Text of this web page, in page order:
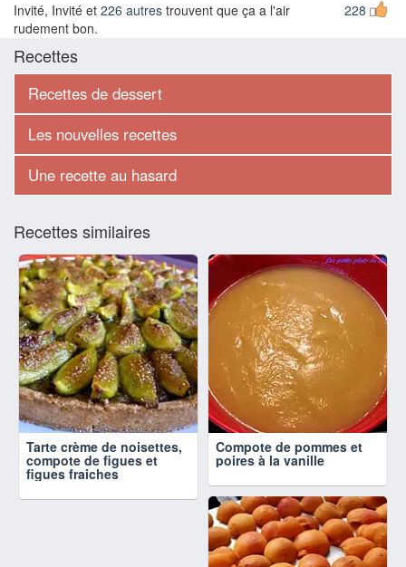
228
Invité, Invité et 226 autres trouvent que ça a l'air
rudement bon.
Recettes
Recettes de dessert
Les nouvelles recettes
Une recette au hasard
Recettes similaires
Tarte crème de noisettes,
compote de figues et
figues fraiches
Compote de pommes et
poires à la vanille